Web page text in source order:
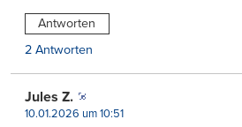
Antworten
2 Antworten
Jules Z.
10.01.2026 um 10:51